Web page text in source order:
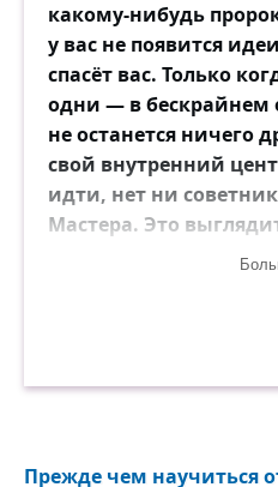
какому-нибудь
у вас не появится
спасёт вас. Только
одни — в бескрайнем
не останется ничего
свой внутренний
идти, нет ни
Мастера. Это
жестоко и сурово, но
сделали, не любят и
Прежде чем научиться